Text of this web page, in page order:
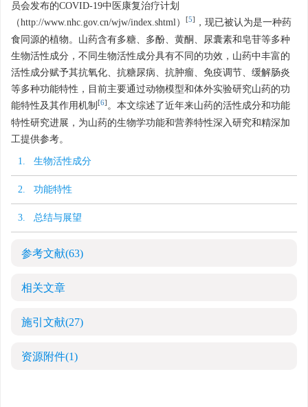
员会发布的COVID-19中医康复治疗计划
（http://www.nhc.gov.cn/wjw/index.shtml）
[5]
，现已被认为是一种药
食同源的植物。山药含有多糖、多酚、黄酮、尿囊素和皂苷等多种
生物活性成分，不同生物活性成分具有不同的功效，山药中丰富的
活性成分赋予其抗氧化、抗糖尿病、抗肿瘤、免疫调节、缓解肠炎
等多种功能特性，目前主要通过动物模型和体外实验研究山药的功
能特性及其作用机制 [6] 。本文综述了近年来山药的活性成分和功能
特性研究进展，为山药的生物学功能和营养特性深入研究和精深加
工提供参考。
1. 生物活性成分
2. 功能特性
3. 总结与展望
参考文献(63)
相关文章
施引文献(27)
资源附件(1)